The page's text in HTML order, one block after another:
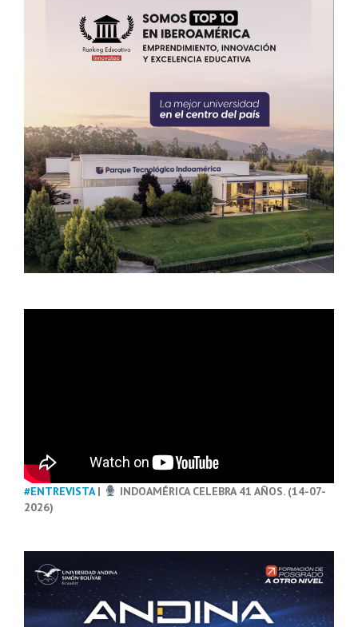
#ENTREVISTA|
INDOAMÉRICA CELEBRA 41 AÑOS. (14-07-
2026)